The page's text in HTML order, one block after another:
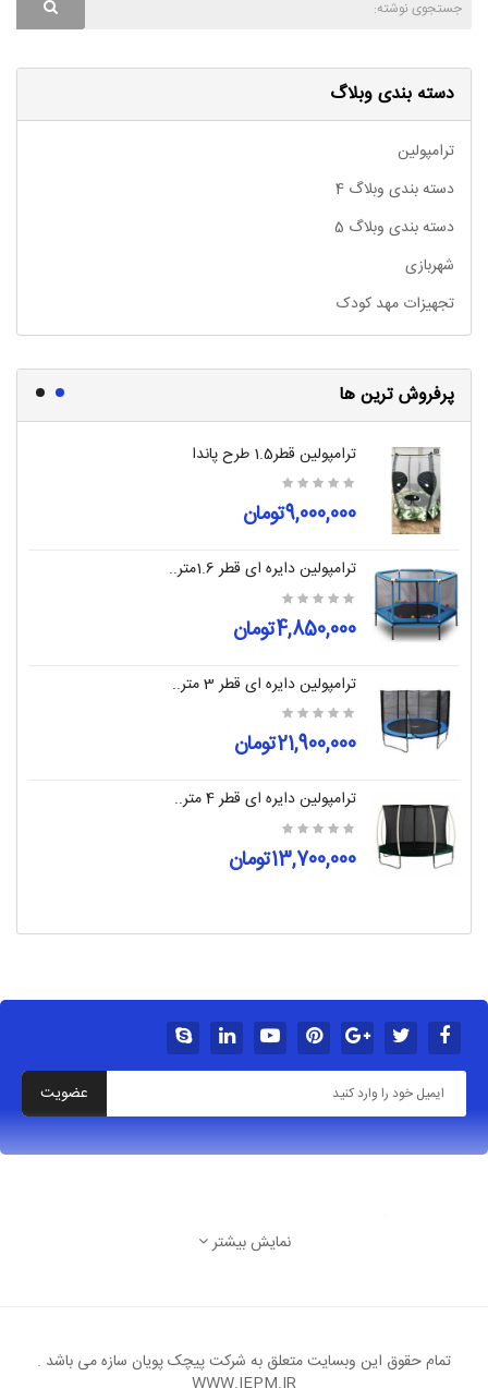
دسته بندی وبلاگ
ترامپولین
دسته بندی وبلاگ 4
دسته بندی وبلاگ 5
شهربازی
تجهیزات مهد کودک
پرفروش ترین ها
ترامپولین قطر1.5 طرح پاندا
9,000,000تومان
ترامپولین دایره ای قطر 1.6متر..
4,850,000تومان
ترامپولین دایره ای قطر 3 متر..
21,900,000تومان
ترامپولین دایره ای قطر 4 متر..
13,700,000تومان
عضویت
ایمیل: Arzantarinproject@gmail.Com
نمایش بیشتر
تمام حقوق این وبسایت متعلق به شرکت پیچک پویان سازه می باشد .